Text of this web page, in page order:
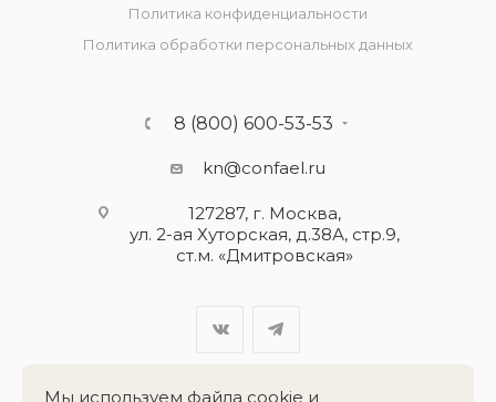
Политика конфиденциальности
Политика обработки персональных данных
8 (800) 600-53-53
kn@confael.ru
127287, г. Москва,
ул. 2-ая Хуторская, д.38А, стр.9,
ст.м. «Дмитровская»
Мы используем файла cookie и